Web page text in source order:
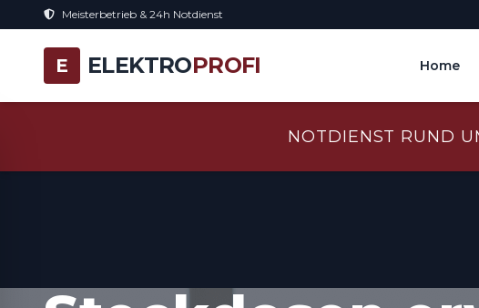
Meisterbetrieb & 24h Notdienst
E ELEKTROPROFI Home
NOTDIENST RUND